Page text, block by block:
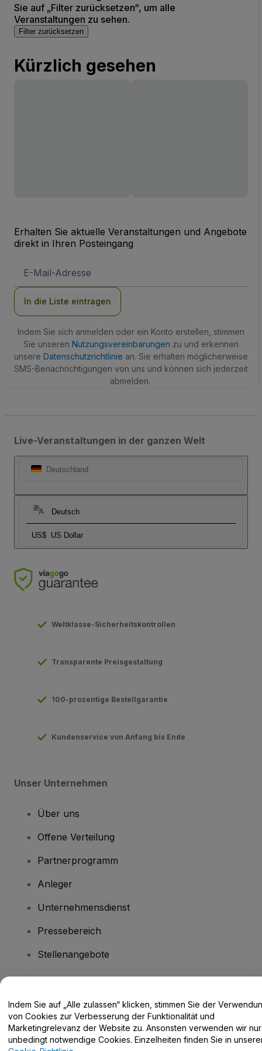
Sie auf „Filter zurücksetzen“, um alle
Veranstaltungen zu sehen.
Filter zurücksetzen
Kürzlich gesehen
Erhalten Sie aktuelle Veranstaltungen und Angebote
direkt in Ihren Posteingang
Mail-
In die Liste eintragen
Indem Sie sich anmelden oder ein Konto erstellen, stimmen
Sie unseren Nutzungsvereinbarungen zu und erkennen
unsere Datenschutzrichtlinie an. Sie erhalten möglicherweise
SMS-Benachrichtigungen von uns und können sich jederzeit
abmelden.
Live-Veranstaltungen in der ganzen Welt
Deutschland
Deutsch
US$ US Dollar
Weltklasse-Sicherheitskontrollen
Transparente Preisgestaltung
100-prozentige Bestellgarantie
Kundenservice von Anfang bis Ende
Unser Unternehmen
Über uns
Offene Verteilung
Partnerprogramm
Anleger
Unternehmensdienst
Pressebereich
Stellenangebote
Hilfe-Center / Kontakt
Indem Sie auf „Alle zulassen“ klicken, stimmen Sie der
von Cookies zur Verbesserung der Funktionalität und
Marketingrelevanz der Website zu. Ansonsten verwenden wir nur
unbedingt notwendige Cookies. Einzelheiten finden Sie in